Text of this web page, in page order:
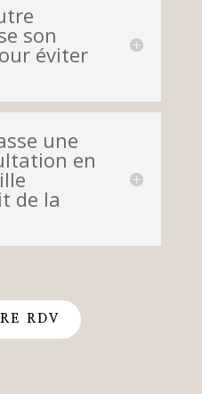
son
éviter
une
en
de la
RDV